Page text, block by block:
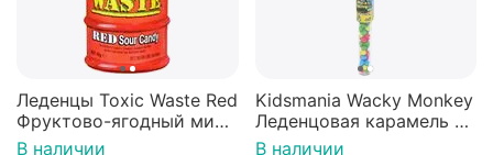
Леденцы Toxic Waste Red
Фруктово-ягодный микс
Красная банка 42 г,
В наличии
Kidsmania Wacky Monkey
Леденцовая карамель с
игрушкой Ваки Манки
В наличии